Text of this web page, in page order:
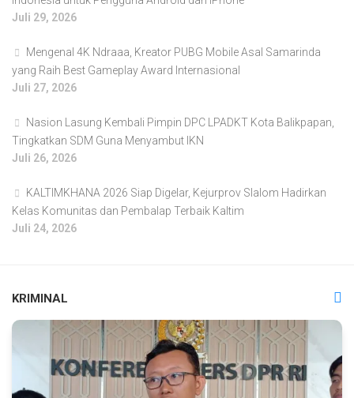
Juli 29, 2026
Mengenal 4K Ndraaa, Kreator PUBG Mobile Asal Samarinda
yang Raih Best Gameplay Award Internasional
Juli 27, 2026
Nasion Lasung Kembali Pimpin DPC LPADKT Kota Balikpapan,
Tingkatkan SDM Guna Menyambut IKN
Juli 26, 2026
KALTIMKHANA 2026 Siap Digelar, Kejurprov Slalom Hadirkan
Kelas Komunitas dan Pembalap Terbaik Kaltim
Juli 24, 2026
KRIMINAL